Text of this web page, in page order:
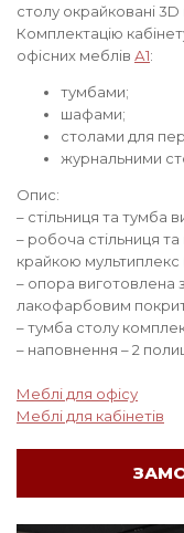
столу окрайковані
Комплектацію
офісних меблів А1:
тумбами;
шафами;
столами для
журнальними
Опис:
– стільниця та тумба
– робоча стільниця
крайкою
– опора виготовлена
лакофарбовим
– тумба столу
– наповнення – 2
Меблі для офісу
Меблі для кабінетів